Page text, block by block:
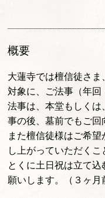
概要
大蓮寺では檀信徒さ
対象に、ご法事（年
法事は、本堂もしく
事の後、墓前でもご回
また檀信徒様はご希
し上がっていただくこ
とくに土日祝は立て
願いします。（３ヶ月